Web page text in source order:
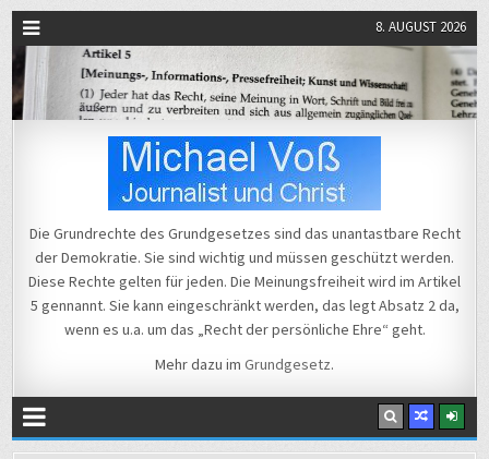
8. AUGUST 2026
Michael Voß
Die Grundrechte des Grundgesetzes sind das unantastbare Recht
der Demokratie. Sie sind wichtig und müssen geschützt werden.
Diese Rechte gelten für jeden. Die Meinungsfreiheit wird im Artikel
5 gennannt. Sie kann eingeschränkt werden, das legt Absatz 2 da,
wenn es u.a. um das „Recht der persönliche Ehre“ geht.
Mehr dazu im Grundgesetz.